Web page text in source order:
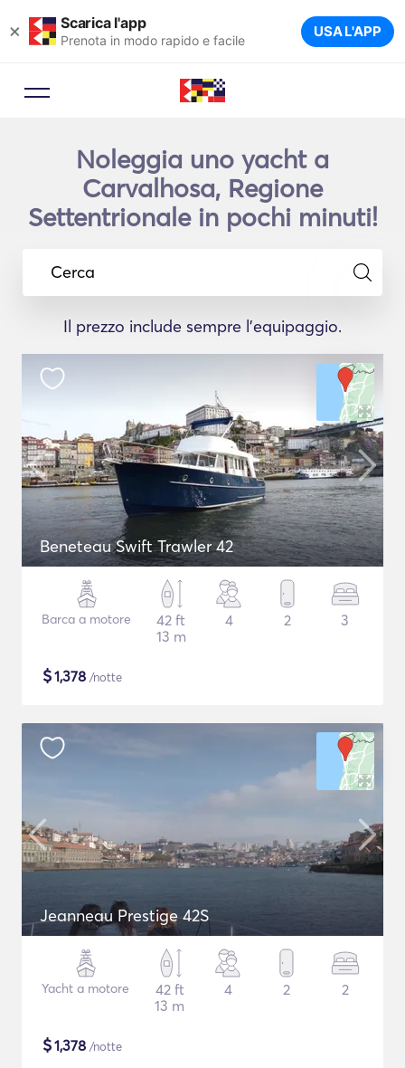
× Scarica l'app
Prenota in modo rapido e facile USA L'APP
Noleggia uno yacht a
Carvalhosa, Regione
Settentrionale in pochi minuti!
Cerca
Il prezzo include sempre l'equipaggio.
Beneteau Swift Trawler 42
Barca a motore
42 ft
13 m
4 2 3
$1,378 /notte
Jeanneau Prestige 42S
Yacht a motore
42 ft
13 m
4 2 2
$1,378 /notte